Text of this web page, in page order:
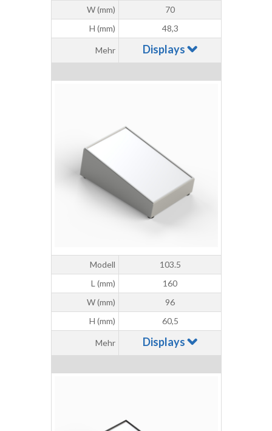
W (mm)
70
H (mm)
48,3
Mehr Displays
Modell
103.5
L (mm)
160
W (mm)
96
H (mm)
60,5
Mehr Displays